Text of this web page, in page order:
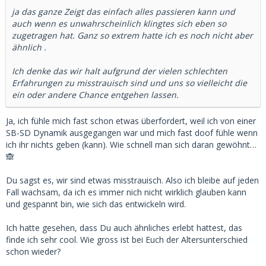
hatte und sich nicht ganz wohl fühlte – aber geplant war
ohnehin nur ein erstes Kennenlernen.
Und jetzt kommt das Unglaubliche: Da sie nie etwas von
einem "Arrangement" erwähnt hatte, wollte ich vorsichtig
wäre ihr unangenehm, sich für Geld mit jemandem zu
treffen. Sie meinte, wir könnten es einfach natürlich
angehen – ganz ohne finanzielle Unterstützung.
Sie ist 27, ich 52. Und sie hat mir gesagt, dass sie mich
extrem sympathisch findet und sich schon auf unser
nächstes Treffen freut. Wir waren total auf einer
Wellenlänge.
Tja… und ich kann es immer noch nicht ganz fassen. Hat
ja das ganze Zeigt das einfach alles passieren kann und
auch wenn es unwahrscheinlich klingtes sich eben so
zugetragen hat. Ganz so extrem hatte ich es noch nicht aber
ähnlich .
Ich denke das wir halt aufgrund der vielen schlechten
Erfahrungen zu misstrauisch sind und uns so vielleicht die
ein oder andere Chance entgehen lassen.
Ja, ich fühle mich fast schon etwas überfordert, weil ich von einer
SB-SD Dynamik ausgegangen war und mich fast doof fühle wenn
ich ihr nichts geben (kann). Wie schnell man sich daran gewöhnt…
🙈
Du sagst es, wir sind etwas misstrauisch. Also ich bleibe auf jeden
Fall wachsam, da ich es immer nich nicht wirklich glauben kann
und gespannt bin, wie sich das entwickeln wird.
Ich hatte gesehen, dass Du auch ähnliches erlebt hattest, das
finde ich sehr cool. Wie gross ist bei Euch der Altersunterschied
schon wieder?